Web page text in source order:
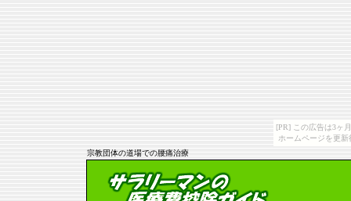
[PR] この広告は3ヶ
ホームページを更
宗教団体の道場での腰痛治療